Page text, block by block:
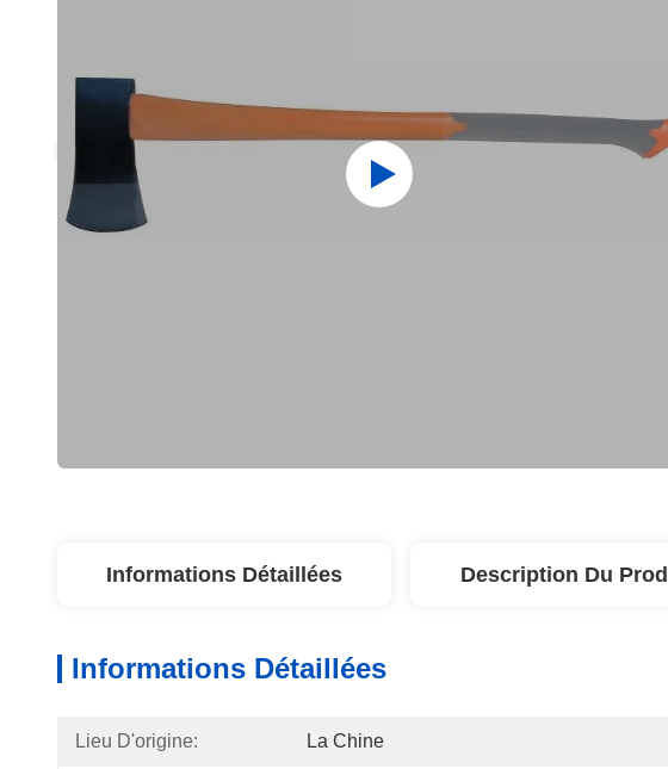
Informations Détaillées Description Du
Informations Détaillées
Lieu D'origine: La Chine